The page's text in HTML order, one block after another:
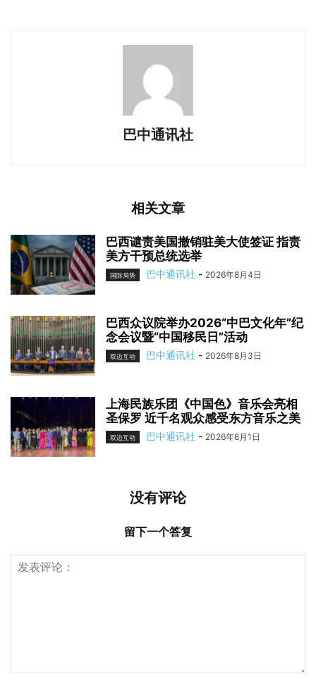
巴中通讯社
相关文章
巴西谴责美国撤销驻美大使签证 指责
美方干预总统选举
国际局势 巴中通讯社 - 2026年8月4日
巴西众议院举办2026“中巴文化年”纪
念会议暨“中国移民日”活动
双边互动 巴中通讯社 - 2026年8月3日
上海民族乐团《中国色》音乐会亮相
圣保罗 近千名观众感受东方音乐之美
双边互动 巴中通讯社 - 2026年8月1日
没有评论
留下一个答复